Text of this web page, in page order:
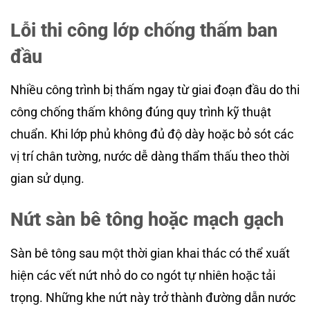
Lỗi thi công lớp chống thấm ban
đầu
Nhiều công trình bị thấm ngay từ giai đoạn đầu do thi
công chống thấm không đúng quy trình kỹ thuật
chuẩn. Khi lớp phủ không đủ độ dày hoặc bỏ sót các
vị trí chân tường, nước dễ dàng thẩm thấu theo thời
gian sử dụng.
Nứt sàn bê tông hoặc mạch gạch
Sàn bê tông sau một thời gian khai thác có thể xuất
hiện các vết nứt nhỏ do co ngót tự nhiên hoặc tải
trọng. Những khe nứt này trở thành đường dẫn nước